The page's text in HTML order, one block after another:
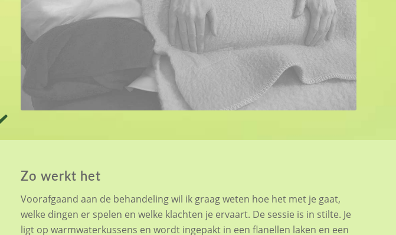
Zo werkt het
Voorafgaand aan de behandeling wil ik graag weten hoe het met je gaat,
welke dingen er spelen en welke klachten je ervaart. De sessie is in stilte. Je
ligt op warmwaterkussens en wordt ingepakt in een flanellen laken en een